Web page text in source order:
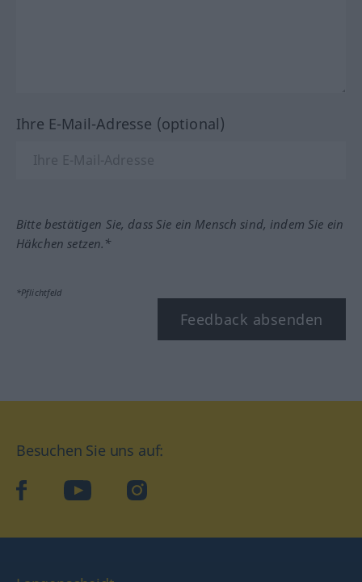
Ihre E-Mail-Adresse (optional)
Bitte bestätigen Sie, dass Sie ein Mensch sind, indem Sie ein
Häkchen setzen.*
*Pflichtfeld
Feedback absenden
Besuchen Sie uns auf:
facebook YouTube Instagram